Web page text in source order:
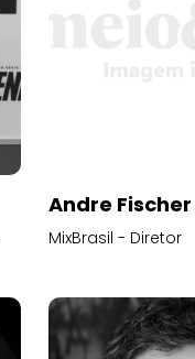
Andre Fischer
MixBrasil - Diretor